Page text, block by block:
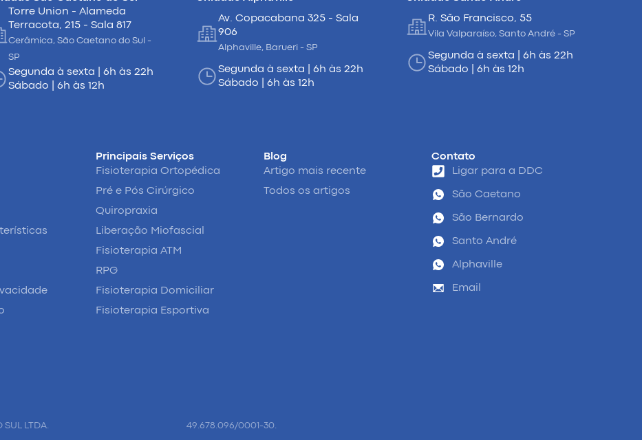
Torre Union - Alameda
Terracota, 215 - Sala 817
Cerâmica, São Caetano do Sul -
SP
Segunda à sexta | 6h às 22h
Sábado | 6h às 12h
Av. Copacabana 325 - Sala
906
Alphaville, Barueri - SP
Segunda à sexta | 6h às 22h
Sábado | 6h às 12h
R. São Francisco, 55
Vila Valparaíso, Santo André - SP
Segunda à sexta | 6h às 22h
Sábado | 6h às 12h
Principais Serviços
Fisioterapia Ortopédica
Pré e Pós Cirúrgico
Quiropraxia
Liberação Miofascial
Fisioterapia ATM
RPG
Fisioterapia Domiciliar
Fisioterapia Esportiva
Blog
Artigo mais recente
Todos os artigos
Contato
Ligar para a DDC
São Caetano
São Bernardo
Santo André
Alphaville
Email
SUL LTDA. 49.678.096/0001-30.